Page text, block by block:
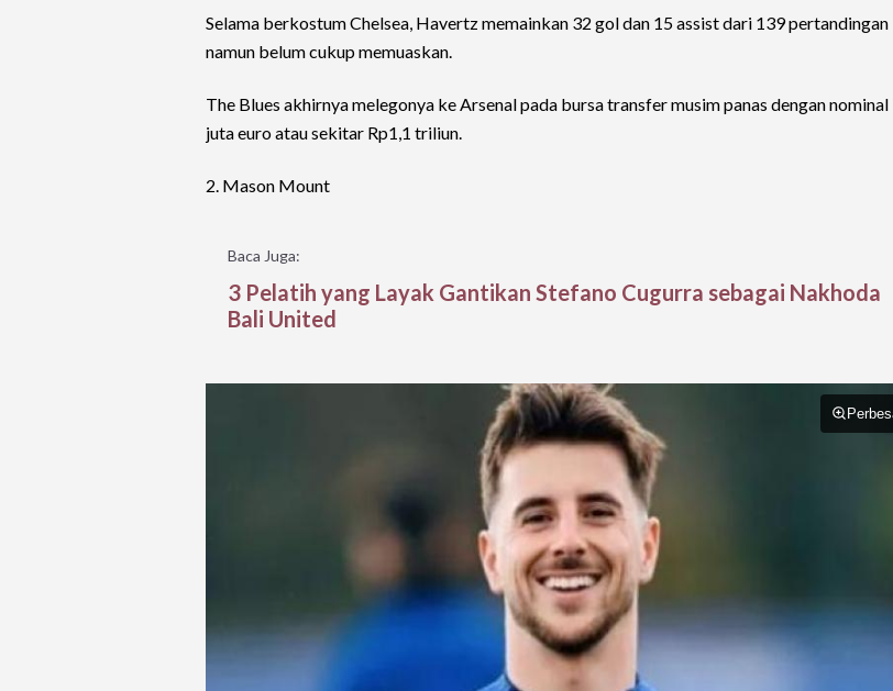
Selama berkostum Chelsea, Havertz memainkan 32 gol dan 15 assist dari 139 pertandingan
namun belum cukup memuaskan.
The Blues akhirnya melegonya ke Arsenal pada bursa transfer musim panas dengan nominal
juta euro atau sekitar Rp1,1 triliun.
2. Mason Mount
Baca Juga:
3 Pelatih yang Layak Gantikan Stefano Cugurra sebagai Nakhoda
Bali United